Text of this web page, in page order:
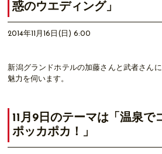
惑のウエディング」
2014年11月16日(日) 6:00
新潟グランドホテルの加藤さんと武者さん
魅力を伺います。
11月9日のテーマは「温泉で
ポッカポカ！」